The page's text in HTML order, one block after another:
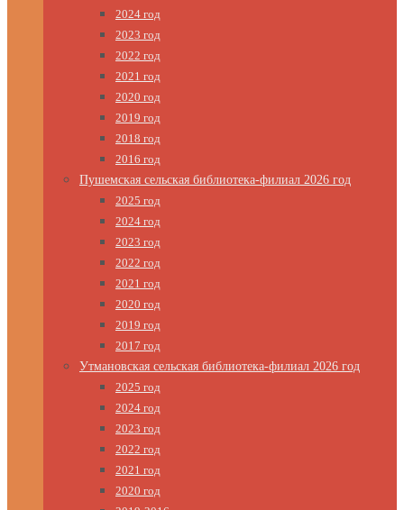
2024 год
2023 год
2022 год
2021 год
2020 год
2019 год
2018 год
2016 год
Пушемская сельская библиотека-филиал 2026 год
2025 год
2024 год
2023 год
2022 год
2021 год
2020 год
2019 год
2017 год
Утмановская сельская библиотека-филиал 2026 год
2025 год
2024 год
2023 год
2022 год
2021 год
2020 год